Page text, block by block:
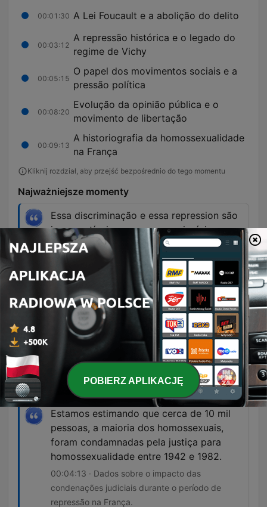
00:01:30 A Lei Foucault e a abolição do delito
00:03:12
A repressão histórica e o legado do
regime de Vichy
00:05:15
O papel dos movimentos sociais e a
pressão política
00:08:20
Evolução da opinião pública e o
movimento de libertação
00:09:13
A historiografia da homossexualidade
na França
Kliknij rozdział, aby przejść bezpośrednio do tego momentu
Najważniejsze momenty
Essa discriminação e essa repression são
incompatíveis com nossos princípios,
aqueles de um grande país de liberdade.
00:01:08 · Trecho do discurso histórico de
Robert Badinter na Assembleia Nacional
defendendo a igualdade de direitos.
A lei forne, votada em 1982, metia fim ao
délito de homossexualidade, which had
been in vigor for 40 years.
00:03:36 · Explicação da historiadora Florence
Tamagnes sobre o fim da legislação herdada do
regime de Vichy.
Estamos estimando que cerca de 10 mil
pessoas, a maioria dos homossexuais,
foram condamnadas pela justiça para
homossexualidade entre 1942 e 1982.
00:04:13 · Dados sobre o impacto das
condenações judiciais durante o período de
repressão na França.
POBIERZ APLIKACJĘ